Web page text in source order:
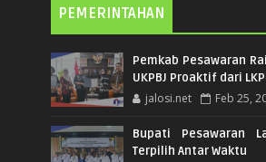
PEMERINTAHAN
Pemkab Pesawaran
UKPBJ Proaktif dari
jalosi.net Feb 25,
Bupati Pesawaran
Terpilih Antar Waktu